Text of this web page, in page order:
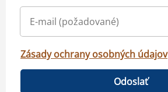
Zásady ochrany osobných údajov
Odoslať